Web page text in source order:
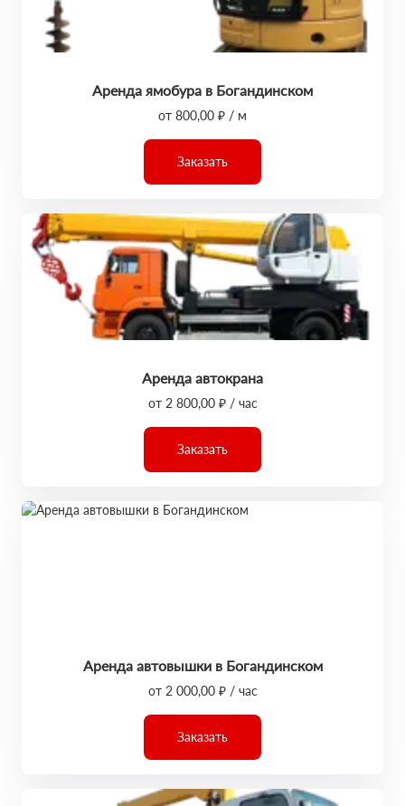
Аренда ямобура в Богандинском
от 800,00 ₽ / м
Заказать
Аренда автокрана
от 2 800,00 ₽ / час
Заказать
Аренда автовышки в Богандинском
от 2 000,00 ₽ / час
Заказать